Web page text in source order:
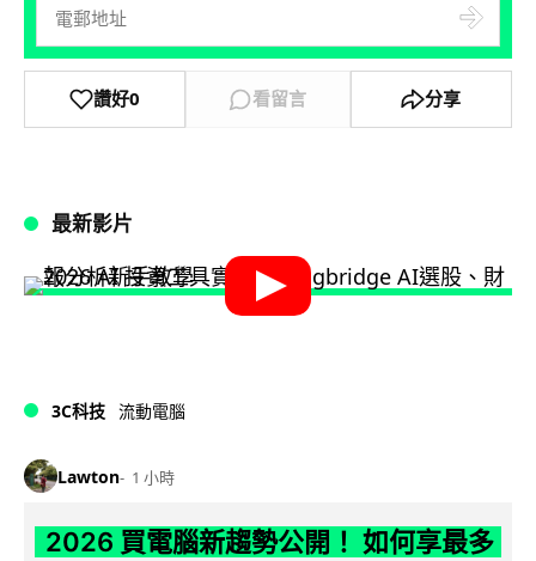
讚好0 看留言 分享
最新影片
3C科技 流動電腦
Lawton 1 小時
2026 買電腦新趨勢公開！ 如何享最多